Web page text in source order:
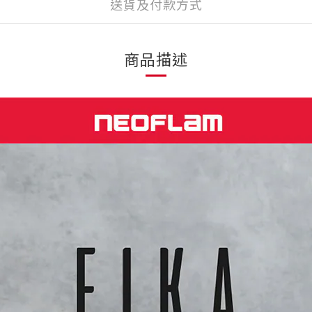
送貨及付款方式
商品描述